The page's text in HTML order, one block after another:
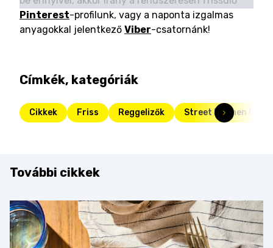
Pinterest-profilunk, vagy a naponta izgalmas
anyagokkal jelentkező Viber-csatornánk!
Címkék, kategóriák
Cikkek Friss Reggelizők Street Kitchen Guide
További cikkek